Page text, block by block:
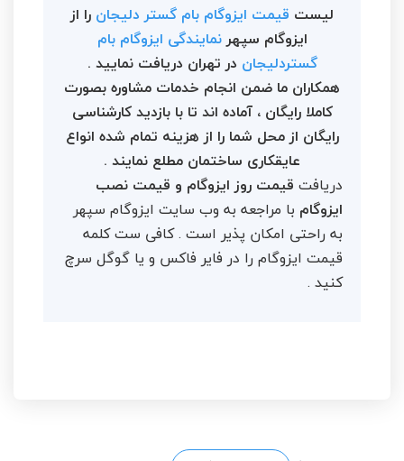
لیست قیمت ایزوگام بام گستر دلیجان را از
ایزوگام سپهرنمایندگی ایزوگام بام
گستردلیجان در تهران دریافت نمایید .
همکاران ما ضمن انجام خدمات مشاوره بصورت
کاملا رایگان ، آماده اند تا با بازدید کارشناسی
رایگان از محل شما را از هزینه تمام شده انواع
عایقکاری ساختمان مطلع نمایند .
دریافت قیمت روز ایزوگام و قیمت نصب
ایزوگام با مراجعه به وب سایت ایزوگام سپهر
به راحتی امکان پذیر است . کافی ست کلمه
قیمت ایزوگام را در فایر فاکس و یا گوگل سرچ
کنید .